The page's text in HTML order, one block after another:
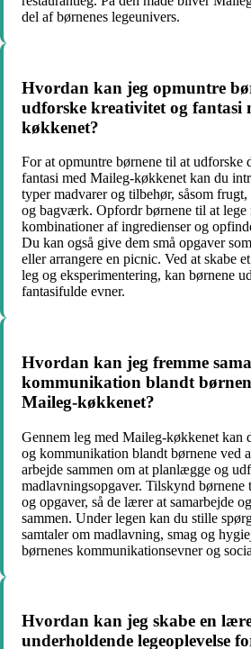
del af børnenes legeunivers.
Hvordan kan jeg opmuntre
udforske kreativitet og fantasi
køkkenet?
For at opmuntre børnene til at udforske
fantasi med Maileg-køkkenet kan du
typer madvarer og tilbehør, såsom
og bagværk. Opfordr børnene til at lege
kombinationer af ingredienser og
Du kan også give dem små opgaver
eller arrangere en picnic. Ved at skabe
leg og eksperimentering, kan børnene
fantasifulde evner.
Hvordan kan jeg fremme
kommunikation blandt
Maileg-køkkenet?
Gennem leg med Maileg-køkkenet kan
og kommunikation blandt børnene ved
arbejde sammen om at planlægge og
madlavningsopgaver. Tilskynd børnene
og opgaver, så de lærer at samarbejde
sammen. Under legen kan du stille
samtaler om madlavning, smag og
børnenes kommunikationsevner og
Hvordan kan jeg skabe en
underholdende legeoplevelse